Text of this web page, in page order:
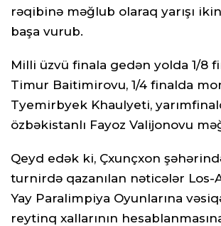
rəqibinə məğlub olaraq yarışı
başa vurub.
Milli üzvü finala gedən yolda 1/8
Timur Baitimirovu, 1/4 finalda
Tyemirbyek Khaulyeti,
özbəkistanlı Fayoz Valijonovu
Qeyd edək ki, Çxunçxon
turnirdə qazanılan nəticələr Los-
Yay Paralimpiya Oyunlarına
reytinq xallarının